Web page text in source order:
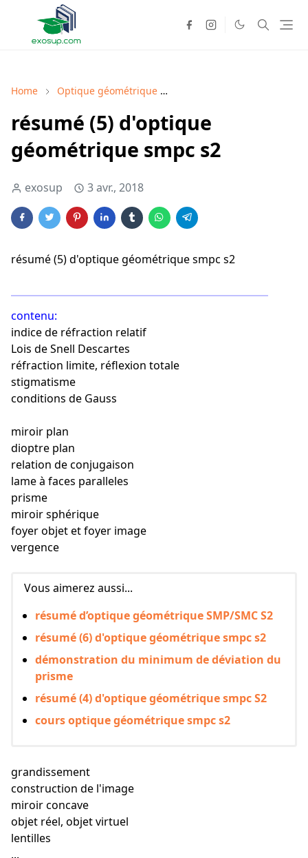
Home Optique géométrique
résumé (5) d'optique
géométrique smpc s2
exosup 3 avr., 2018
résumé (5) d'optique géométrique smpc s2
contenu:
indice de réfraction relatif
Lois de Snell Descartes
réfraction limite, réflexion totale
stigmatisme
conditions de Gauss
miroir plan
dioptre plan
relation de conjugaison
lame à faces paralleles
prisme
miroir sphérique
foyer objet et foyer image
vergence
Vous aimerez aussi...
résumé d’optique géométrique SMP/SMC S2
résumé (6) d'optique géométrique smpc s2
démonstration du minimum de déviation du
prisme
résumé (4) d'optique géométrique smpc S2
cours optique géométrique smpc s2
grandissement
construction de l'image
miroir concave
objet réel, objet virtuel
lentilles
...